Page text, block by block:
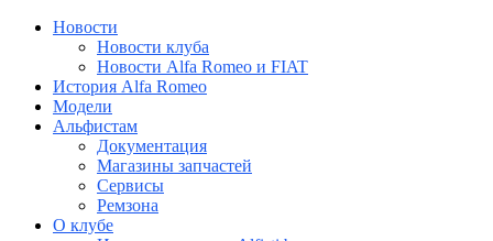
Новости
Новости клуба
Новости Alfa Romeo и FIAT
История Alfa Romeo
Модели
Альфистам
Документация
Магазины запчастей
Сервисы
Ремзона
О клубе